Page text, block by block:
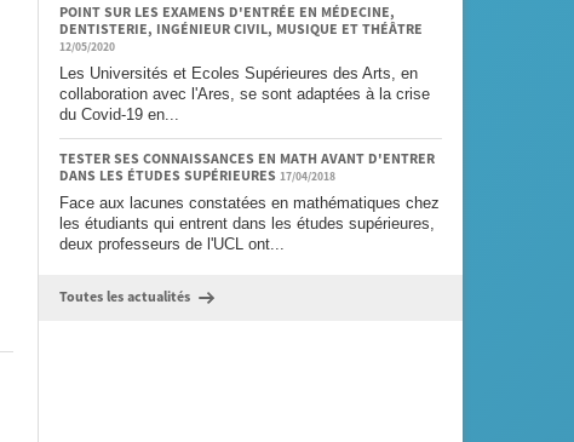
POINT SUR LES EXAMENS D'ENTRÉE EN MÉDECINE,
DENTISTERIE, INGÉNIEUR CIVIL, MUSIQUE ET THÉÂTRE
12/05/2020
Les Universités et Ecoles Supérieures des Arts, en
collaboration avec l'Ares, se sont adaptées à la crise
du Covid-19 en...
TESTER SES CONNAISSANCES EN MATH AVANT D'ENTRER
DANS LES ÉTUDES SUPÉRIEURES 17/04/2018
Face aux lacunes constatées en mathématiques chez
les étudiants qui entrent dans les études supérieures,
deux professeurs de l'UCL ont...
Toutes les actualités